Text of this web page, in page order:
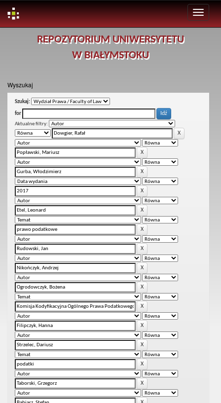
REPOZYTORIUM UNIWERSYTETU
W BIAŁYMSTOKU
Wyszukaj
Szukaj:
for
Aktualne filtry: